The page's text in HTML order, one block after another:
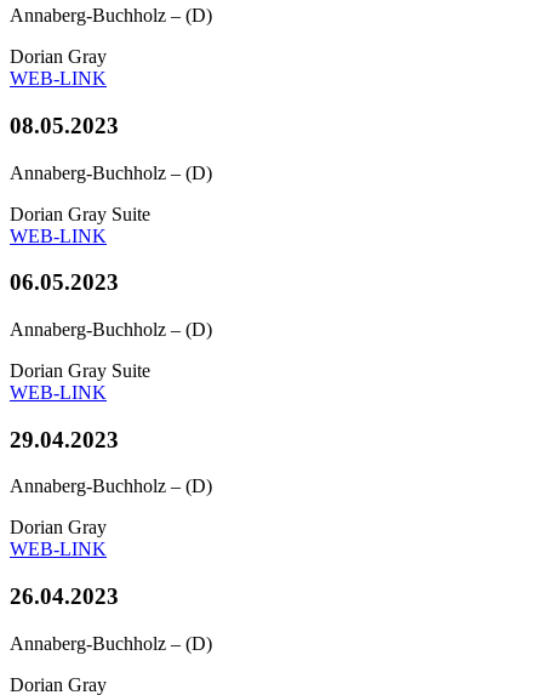
Annaberg-Buchholz – (D)
Dorian Gray
WEB-LINK
08.05.2023
Annaberg-Buchholz – (D)
Dorian Gray Suite
WEB-LINK
06.05.2023
Annaberg-Buchholz – (D)
Dorian Gray Suite
WEB-LINK
29.04.2023
Annaberg-Buchholz – (D)
Dorian Gray
WEB-LINK
26.04.2023
Annaberg-Buchholz – (D)
Dorian Gray